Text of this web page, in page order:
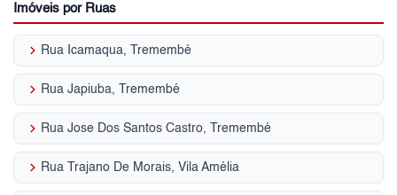
Imóveis por Ruas
keyboard_arrow_right Rua Icamaqua, Tremembé
keyboard_arrow_right Rua Japiuba, Tremembé
keyboard_arrow_right Rua Jose Dos Santos Castro, Tremembé
keyboard_arrow_right Rua Trajano De Morais, Vila Amélia